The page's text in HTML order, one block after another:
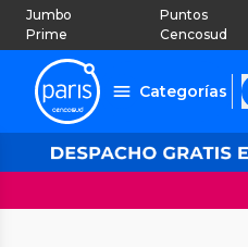
Jumbo
Prime
Puntos
Cencosud
Categorías